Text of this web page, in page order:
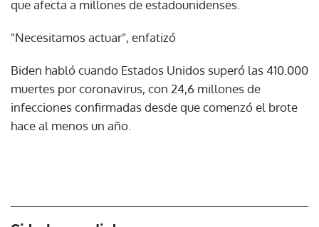
que afecta a millones de estadounidenses.
"Necesitamos actuar", enfatizó
Biden habló cuando Estados Unidos superó las 410.000
muertes por coronavirus, con 24,6 millones de
infecciones confirmadas desde que comenzó el brote
hace al menos un año.